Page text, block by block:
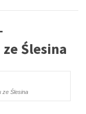
Ślesina
ze Ślesina